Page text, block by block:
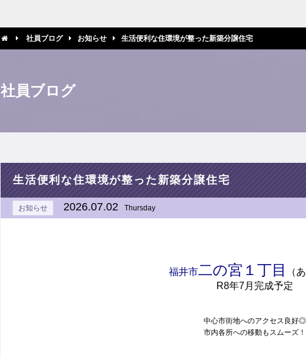
社員ブログ お知らせ 生活便利な住環境が整った新築分譲住宅
社員ブログ
生活便利な住環境が整った新築分譲住宅
お知らせ 2026.07.02 Thursday
福井市二の宮１丁目
（
R8年7月完成予定
中心市街地へのアクセス良好◎
市内各所への移動もスムーズ！